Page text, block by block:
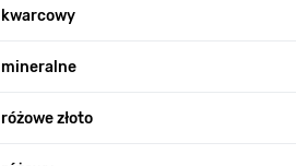
kwarcowy
mineralne
różowe złoto